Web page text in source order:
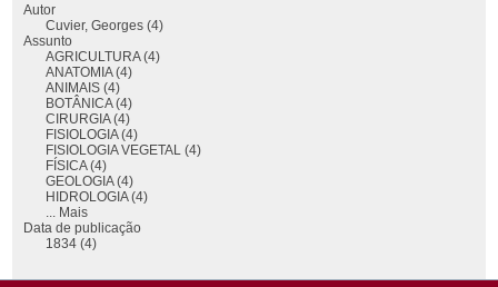
Autor
Cuvier, Georges (4)
Assunto
AGRICULTURA (4)
ANATOMIA (4)
ANIMAIS (4)
BOTÂNICA (4)
CIRURGIA (4)
FISIOLOGIA (4)
FISIOLOGIA VEGETAL (4)
FÍSICA (4)
GEOLOGIA (4)
HIDROLOGIA (4)
... Mais
Data de publicação
1834 (4)